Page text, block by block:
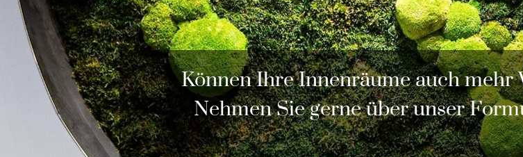
Können Ihre Innenräume auch mehr
Nehmen Sie gerne über unser